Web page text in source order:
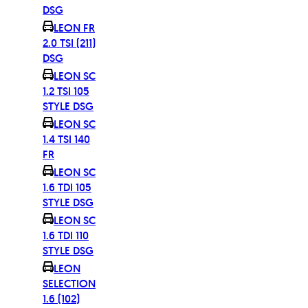
DSG
LEON FR
2.0 TSI (211)
DSG
LEON SC
1.2 TSI 105
STYLE DSG
LEON SC
1.4 TSI 140
FR
LEON SC
1.6 TDI 105
STYLE DSG
LEON SC
1.6 TDI 110
STYLE DSG
LEON
SELECTION
1.6 (102)